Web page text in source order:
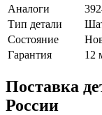
Аналоги
Тип детали
Состояние
Гарантия
12
Поставка
России